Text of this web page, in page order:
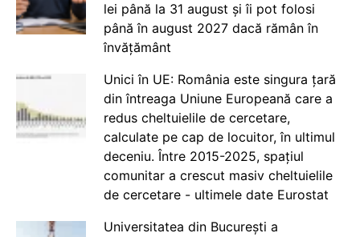
lei până la 31 august și îi pot folosi
până în august 2027 dacă rămân în
învățământ
Unici în UE: România este singura țară
din întreaga Uniune Europeană care a
redus cheltuielile de cercetare,
calculate pe cap de locuitor, în ultimul
deceniu. Între 2015-2025, spațiul
comunitar a crescut masiv cheltuielile
de cercetare - ultimele date Eurostat
Universitatea din București a